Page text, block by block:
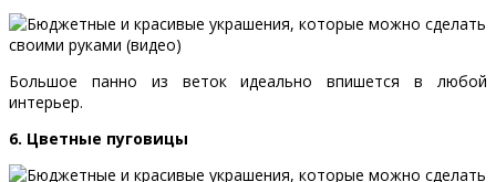
Большое панно из веток идеально впишется в любой
интерьер.
6. Цветные пуговицы